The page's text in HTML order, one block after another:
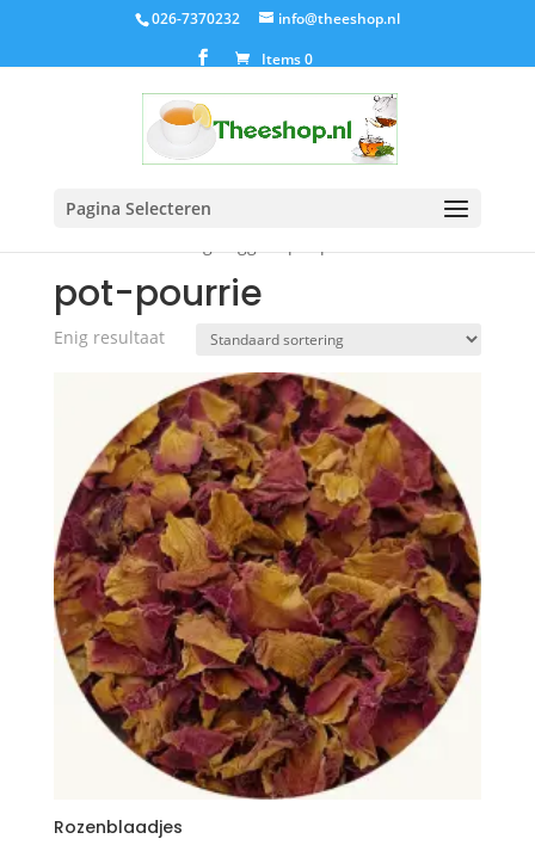
026-7370232
info@theeshop.nl
Items 0
Pagina Selecteren
pot-pourrie
Enig resultaat
Rozenblaadjes